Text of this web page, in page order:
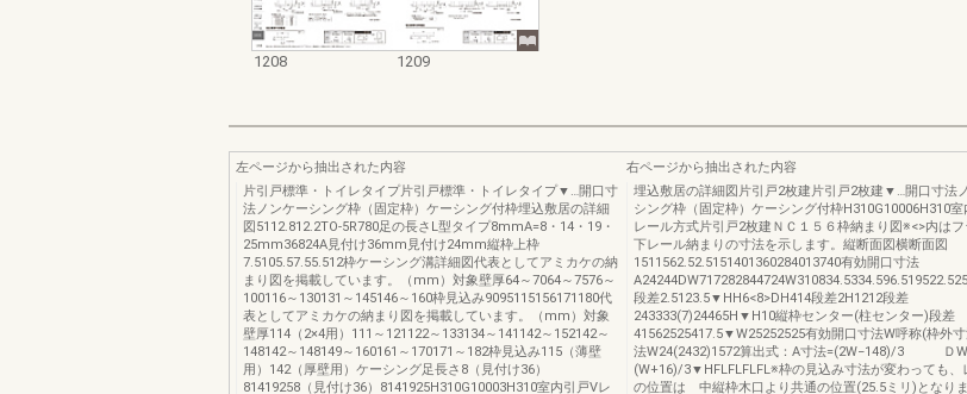
1208 1209
左ページから抽出された内容
片引戸標準・トイレタイプ片引戸標準・トイレタイプ▼…開口寸
法ノンケーシング枠（固定枠）ケーシング付枠埋込敷居の詳細
図5112.812.2TO-5R780足の長さL型タイプ8mmA=8・14・19・
25mm36824A見付け36mm見付け24mm縦枠上枠
7.5105.57.55.512枠ケーシング溝詳細図代表としてアミカケの納
まり図を掲載しています。（mm）対象壁厚64～7064～7576～
100116～130131～145146～160枠見込み9095115156171180代
表としてアミカケの納まり図を掲載しています。（mm）対象
壁厚114（2×4用）111～121122～133134～141142～152142～
148142～148149～160161～170171～182枠見込み115（薄壁
用）142（厚壁用）ケーシング足長さ8（見付け36）
81419258（見付け36）8141925H310G10003H310室内引戸Vレ
右ページから抽出された内容
埋込敷居の詳細図片引戸2枚建片引戸2枚建▼…開口寸法
シング枠（固定枠）ケーシング付枠H310G10006H310室
レール方式片引戸2枚建ＮＣ１５６枠納まり図※<>内はフ
下レール納まりの寸法を示します。縦断面図横断面図
1511562.52.5151401360284013740有効開口寸法
段差2.5123.5▼HH6<8>DH414段差2H1212段差
243333(7)24465H▼H10縦枠センター(柱センター)段差
41562525417.5▼W25252525有効開口寸法W呼称(枠外
法W24(2432)1572算出式：A寸法=(2W−148)/3 Ｄ
(W+16)/3▼HFLFLFLFL※枠の見込み寸法が変わっても、
の位置は 中縦枠木口より共通の位置(25.5ミリ)となり